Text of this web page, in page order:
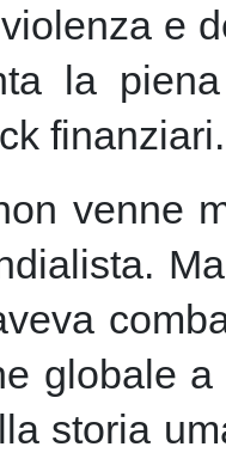
e
la
finanziari.
venne
globale
storia